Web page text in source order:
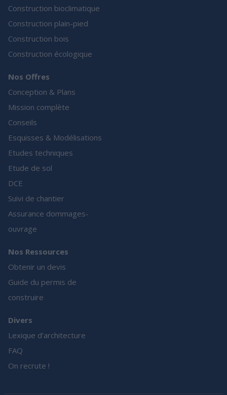
Construction bioclimatique
Construction plain-pied
Construction bois
Construction écologique
Nos Offres
Conception & Plans
Mission complète
Conseils
Esquisses & Modélisations
Etudes techniques
Etude de sol
DCE
Suivi de chantier
Assurance dommages-
ouvrage
Nos Ressources
Obtenir un devis
Guide du permis de
construire
Divers
Lexique d’architecture
FAQ
On recrute !